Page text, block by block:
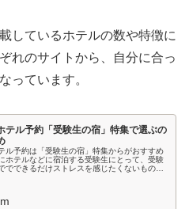
しているホテルの数や特徴に
れのサイトから、自分に合っ
っています。
テル予約「受験生の宿」特集で選ぶの
ル予約は「受験生の宿」特集からがおすすめ
ホテルなどに宿泊する受験生にとって、受験
でできるだけストレスを感じたくないもので